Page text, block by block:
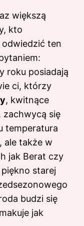
większą
kto
odwiedzić ten
roku posiadają
ci, którzy
, kwitnące
zachwycą się
temperatura
ale także w
jak Berat czy
starej
budzi się
jak